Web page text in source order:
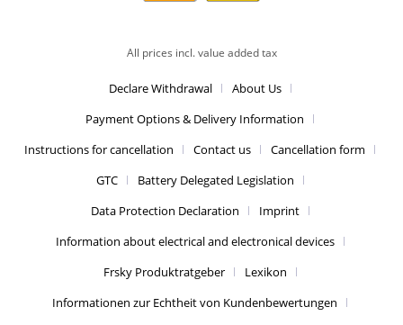
All prices incl. value added tax
Declare Withdrawal
About Us
Payment Options & Delivery Information
Instructions for cancellation
Contact us
Cancellation form
GTC
Battery Delegated Legislation
Data Protection Declaration
Imprint
Information about electrical and electronical devices
Frsky Produktratgeber
Lexikon
Informationen zur Echtheit von Kundenbewertungen